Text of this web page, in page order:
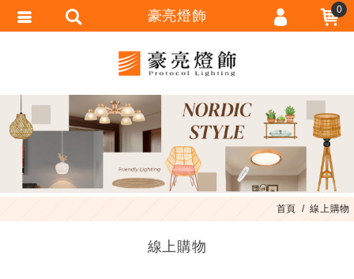
首頁 線上購物
線上購物
豪亮燈飾 0
會員註冊
忘記密碼
訂單查詢
匯款通知